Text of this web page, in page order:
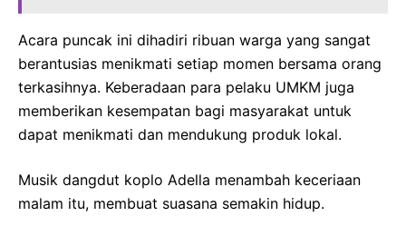
Acara puncak ini dihadiri ribuan warga yang sangat
berantusias menikmati setiap momen bersama orang
terkasihnya. Keberadaan para pelaku UMKM juga
memberikan kesempatan bagi masyarakat untuk
dapat menikmati dan mendukung produk lokal.
Musik dangdut koplo Adella menambah keceriaan
malam itu, membuat suasana semakin hidup.